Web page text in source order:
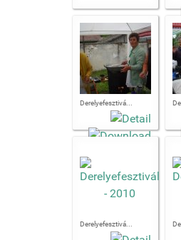
Derelyefesztivá...
Derelyefesztivá...